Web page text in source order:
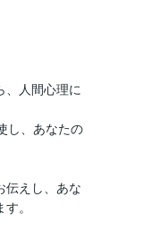
、人間心理に
し、あなたの
伝えし、あな
。